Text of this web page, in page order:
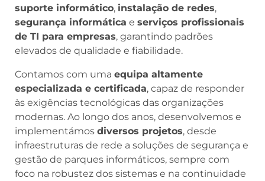
suporte informático, instalação de redes,
segurança informática e serviços profissionais
de TI para empresas, garantindo padrões
elevados de qualidade e fiabilidade.
Contamos com uma equipa altamente
especializada e certificada, capaz de responder
às exigências tecnológicas das organizações
modernas. Ao longo dos anos, desenvolvemos e
implementámos diversos projetos, desde
infraestruturas de rede a soluções de segurança e
gestão de parques informáticos, sempre com
foco na robustez dos sistemas e na continuidade